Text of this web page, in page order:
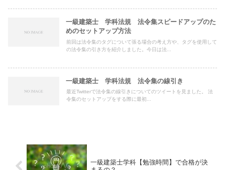
一級建築士 学科法規 法令集スピードアップのた
めのセットアップ方法
前回は法令集のタグについて張る場合の考え方や、タグを使用して
の法令集の引き方を紹介しました。今日は法...
一級建築士 学科法規 法令集の線引き
最近Twitterで法令集の線引きについてのツイートを見ました。 法
令集のセットアップをする際に最初...
一級建築士学科【勉強時間】で合格が決